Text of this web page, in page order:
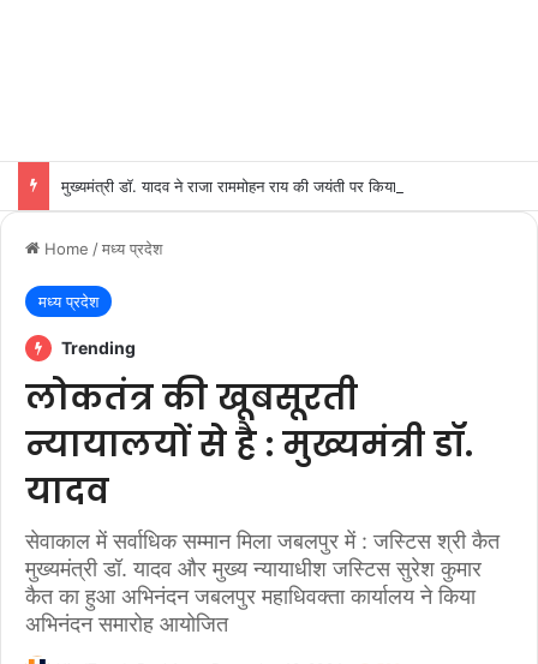
मुख्यमंत्री डॉ. यादव ने राजा राममोहन राय की जयंती पर किया नमन
Home /मध्य प्रदेश
मध्य प्रदेश
Trending
लोकतंत्र की खूबसूरती
न्यायालयों से है : मुख्यमंत्री डॉ.
यादव
सेवाकाल में सर्वाधिक सम्मान मिला जबलपुर में : जस्टिस श्री कैत
मुख्‍यमंत्री डॉ. यादव और मुख्‍य न्‍यायाधीश जस्टिस सुरेश कुमार
कैत का हुआ अभिनंदन जबलपुर महाधिवक्‍ता कार्यालय ने किया
अभिनंदन समारोह आयोजित